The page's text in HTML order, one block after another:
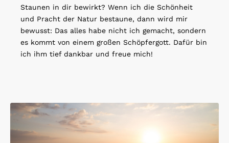
Staunen in dir bewirkt? Wenn ich die Schönheit
und Pracht der Natur bestaune, dann wird mir
bewusst: Das alles habe nicht ich gemacht, sondern
es kommt von einem großen Schöpfergott. Dafür bin
ich ihm tief dankbar und freue mich!